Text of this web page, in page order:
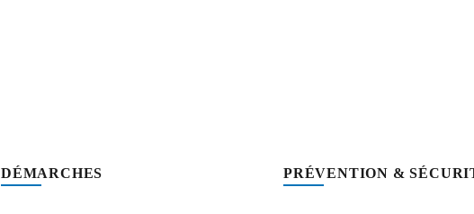
DÉMARCHES PRÉVENTION &